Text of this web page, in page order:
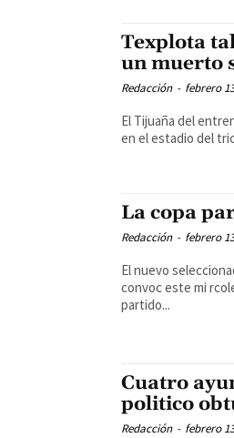
Texplota
un muerto
Redacción - febrero
El Tijuaña del
en el estadio del
La copa
Redacción - febrero
El nuevo
convoc este mi
partido...
Cuatro
politico
Redacción - febrero